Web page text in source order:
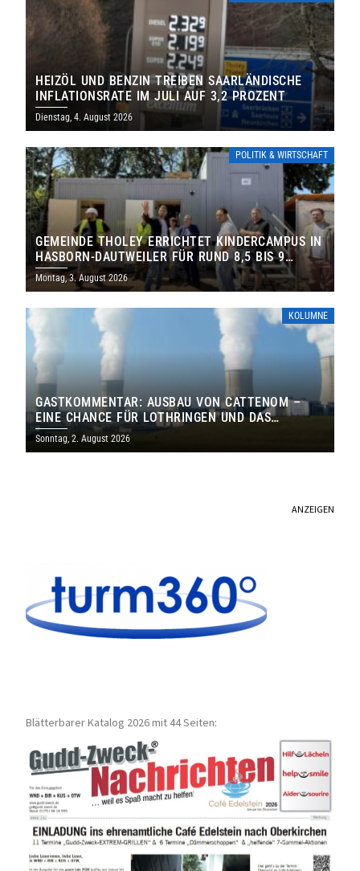
HEIZÖL UND BENZIN TREIBEN SAARLÄNDISCHE
INFLATIONSRATE IM JULI AUF 3,2 PROZENT
Dienstag, 4. August 2026
POLITIK & WIRTSCHAFT
GEMEINDE THOLEY ERRICHTET KINDERCAMPUS IN
HASBORN-DAUTWEILER FÜR RUND 8,5 BIS 9
MILLIONEN EURO
Montag, 3. August 2026
KOLUMNE
GASTKOMMENTAR: AUSBAU VON CATTENOM –
EINE CHANCE FÜR LOTHRINGEN UND DAS
SAARLAND
Sonntag, 2. August 2026
ANZEIGEN
Blätterbarer Katalog 2026 mit 44 Seiten: